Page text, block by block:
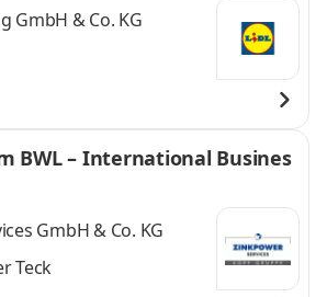
GmbH & Co. KG
BWL – International Busines
GmbH & Co. KG
Teck